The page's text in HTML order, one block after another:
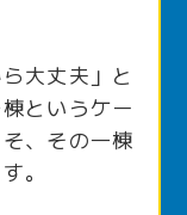
大丈夫」と
というケー
、その一棟
。